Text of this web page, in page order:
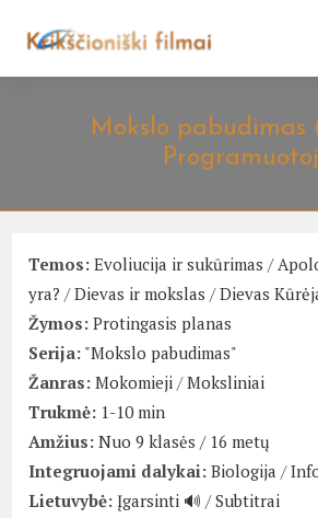
Mokslo pabudimas
Temos: Evoliucija ir sukūrimas /
yra? /Dievas ir mokslas /Dievas
Žymos: Protingasis planas
Serija: "Mokslo pabudimas"
Žanras: Mokomieji /Moksliniai
Trukmė: 1-10 min
Amžius: Nuo 9 klasės / 16 metų
Integruojami dalykai: Biologija /
Lietuvybė: Įgarsinti 🔊 /Subtitrai